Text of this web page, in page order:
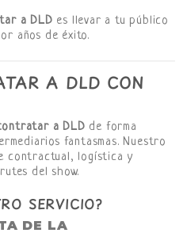
a DLD es llevar a tu público
años de éxito.
A DLD CON
a DLD de forma
fantasmas. Nuestro
contractual, logística y
del show.
SERVICIO?
DE LA